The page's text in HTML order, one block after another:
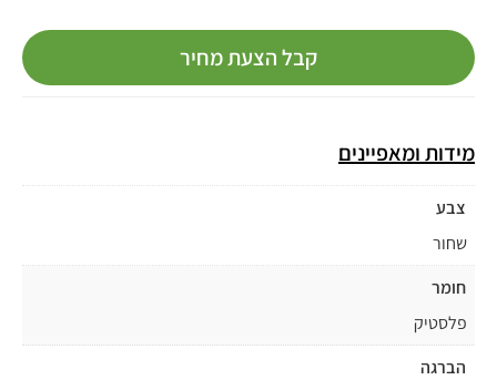
קבל הצעת מחיר
מידות ומאפיינים
צבע
שחור
חומר
פלסטיק
הברגה